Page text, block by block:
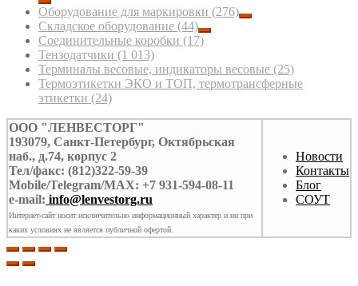
Оборудование для маркировки (276)
Складское оборудование (44)
Соединительные коробки (17)
Тензодатчики (1 013)
Терминалы весовые, индикаторы весовые (25)
Термоэтикетки ЭКО и ТОП, термотрансферные
этикетки (24)
ООО "ЛЕНВЕСТОРГ"
193079, Санкт-Петербург, Октябрьская
наб., д.74, корпус 2
Тел/факс: (812)322-59-39
Mobile/Telegram/MAX: +7 931-594-08-11
e-mail: info@lenvestorg.ru
Интернет-сайт носит исключительно информационный характер и ни при
каких условиях не является публичной офертой.
Новости
Контакты
Блог
СОУТ